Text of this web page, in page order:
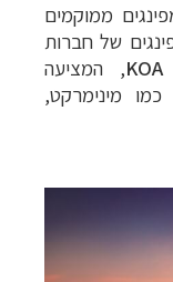
ממוקמים
של חברות
KOA, המציעה
מינימרקט,